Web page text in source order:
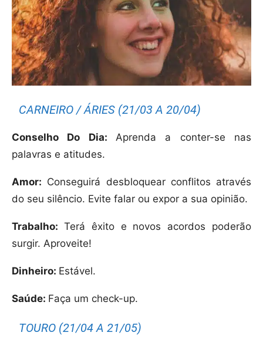
CARNEIRO / ÁRIES (21/03 A 20/04)
Conselho Do Dia: Aprenda a conter-se nas
palavras e atitudes.
Amor: Conseguirá desbloquear conflitos através
do seu silêncio. Evite falar ou expor a sua opinião.
Trabalho: Terá êxito e novos acordos poderão
surgir. Aproveite!
Dinheiro: Estável.
Saúde: Faça um check-up.
TOURO (21/04 A 21/05)